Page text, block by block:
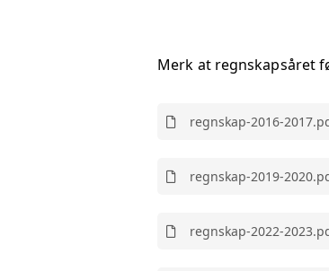
Merk at regnskapsåret
regnskap-2016-
regnskap-2019-
regnskap-2022-